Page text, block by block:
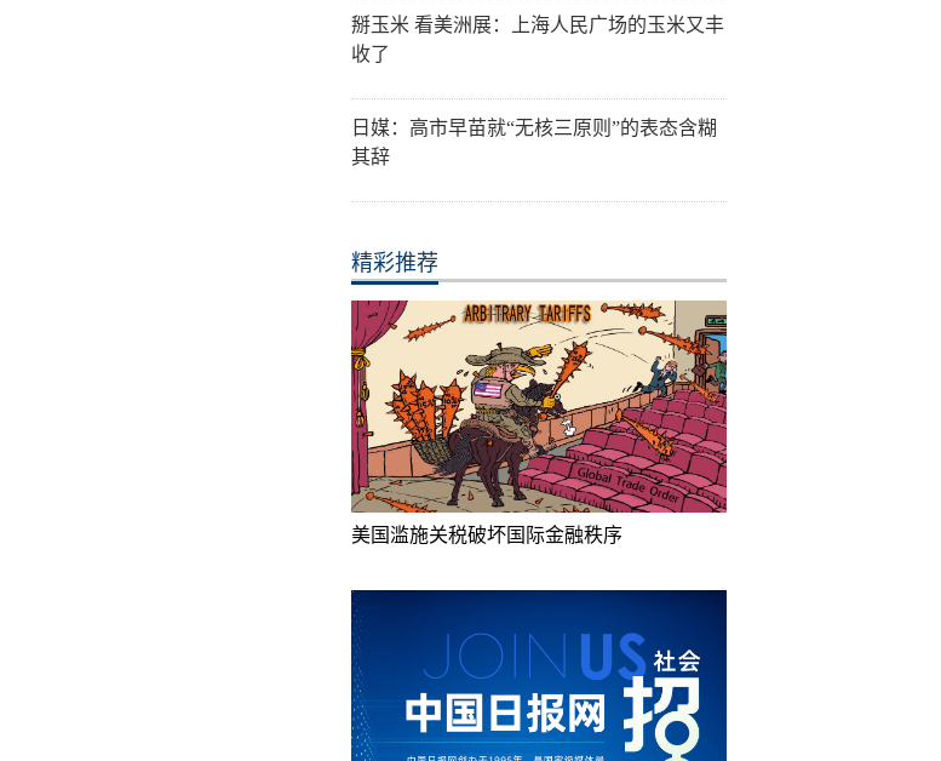
掰玉米 看美洲展：上海人民广场的玉米又丰
收了
日媒：高市早苗就“无核三原则”的表态含糊
其辞
精彩推荐
美国滥施关税破坏国际金融秩序